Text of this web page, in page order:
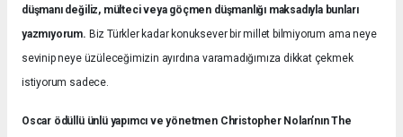
düşmanı değiliz, mülteci veya göçmen düşmanlığı maksadıyla bunları
yazmıyorum. Biz Türkler kadar konuksever bir millet bilmiyorum ama neye
sevinip neye üzüleceğimizin ayırdına varamadığımıza dikkat çekmek
istiyorum sadece.
Oscar ödüllü ünlü yapımcı ve yönetmen Christopher Nolan’nın The